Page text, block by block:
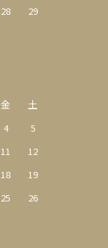
28
29
金 土
4
5
11
12
18
19
25
26